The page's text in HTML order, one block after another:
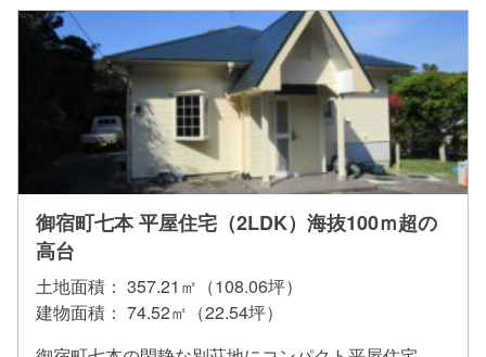
御宿町七本 平屋住宅（2LDK）海抜100ｍ超の
高台
土地面積： 357.21㎡（108.06坪）
建物面積： 74.52㎡（22.54坪）